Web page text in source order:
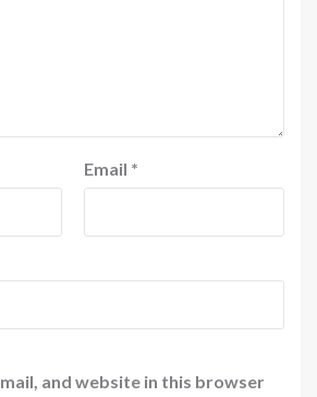
Email *
and website in this browser